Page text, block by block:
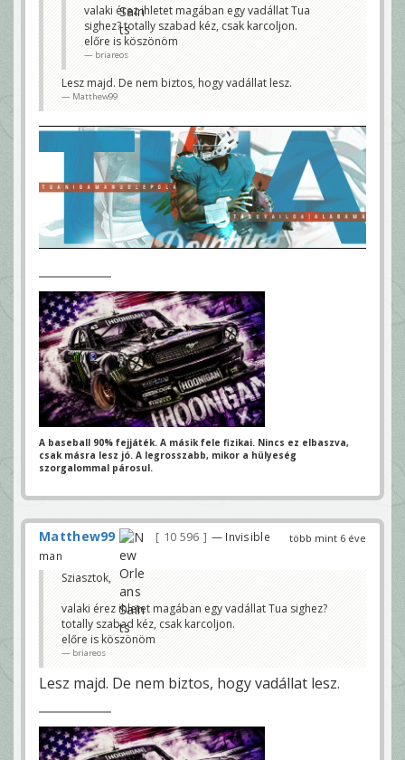
valaki érez ihletet magában egy vadállat Tua
sighez? totally szabad kéz, csak karcoljon.
előre is köszönöm
briareos
Lesz majd. De nem biztos, hogy vadállat lesz.
Matthew99
A baseball 90% fejjáték. A másik fele fizikai. Nincs ez elbaszva,
csak másra lesz jó. A legrosszabb, mikor a hülyeség
szorgalommal párosul.
több mint 6 éve
Matthew99 10 596
— Invisible
man
Sziasztok,
valaki érez ihletet magában egy vadállat Tua sighez?
totally szabad kéz, csak karcoljon.
előre is köszönöm
briareos
Lesz majd. De nem biztos, hogy vadállat lesz.